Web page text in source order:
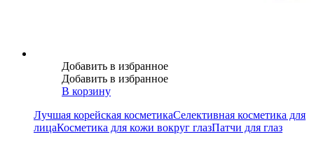
Добавить в избранное
Добавить в избранное
В корзину
Лучшая корейская косметикаСелективная косметика для
лицаКосметика для кожи вокруг глазПатчи для глаз